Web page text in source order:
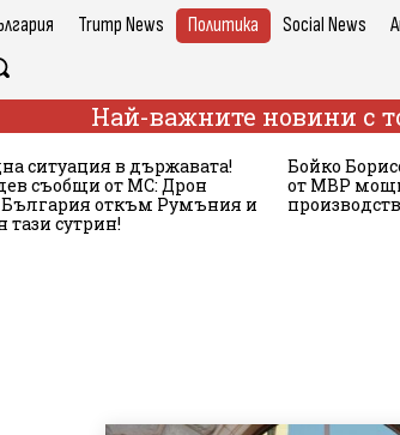
Trump News Политика Social News
Най-важните новини с
ситуация в държавата!
съобщи от МС: Дрон
България откъм Румъния и
тази сутрин!
Бойко
от МВР